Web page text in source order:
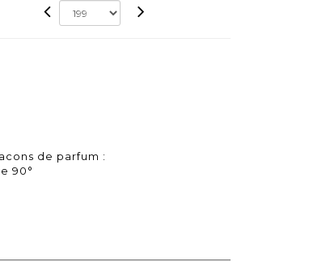
de parfum :
90°